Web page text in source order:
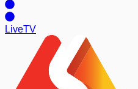
LiveTV